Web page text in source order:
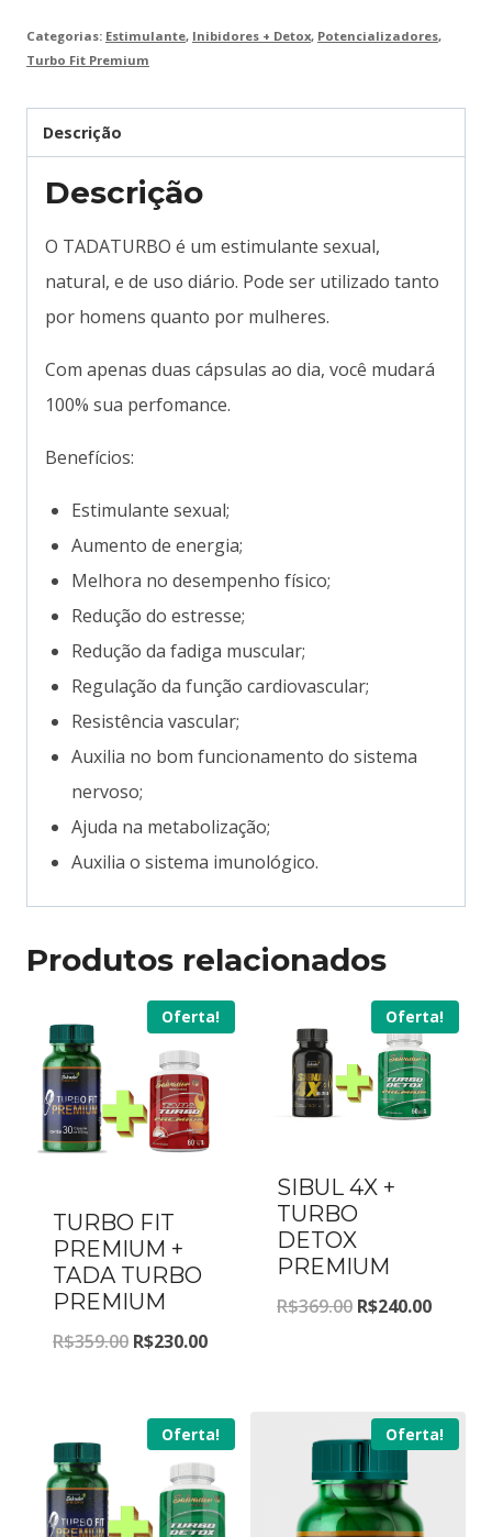
Categorias: Estimulante, Inibidores + Detox, Potencializadores,
Turbo Fit Premium
Descrição
Descrição
O TADATURBO é um estimulante sexual,
natural, e de uso diário. Pode ser utilizado tanto
por homens quanto por mulheres.
Com apenas duas cápsulas ao dia, você mudará
100% sua perfomance.
Benefícios:
Estimulante sexual;
Aumento de energia;
Melhora no desempenho físico;
Redução do estresse;
Redução da fadiga muscular;
Regulação da função cardiovascular;
Resistência vascular;
Auxilia no bom funcionamento do sistema
nervoso;
Ajuda na metabolização;
Auxilia o sistema imunológico.
Produtos relacionados
Oferta!
TURBO FIT
PREMIUM +
TADA TURBO
PREMIUM
R$359.00 O
era:
R$359.00.
R$230.00O
é:
R$230.00.
Oferta!
SIBUL 4X +
TURBO
DETOX
PREMIUM
R$369.00 O
R$369.00.
R$240.00O
Oferta! Oferta!